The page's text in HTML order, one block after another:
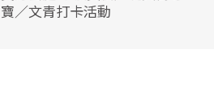
寶／文青打卡活動